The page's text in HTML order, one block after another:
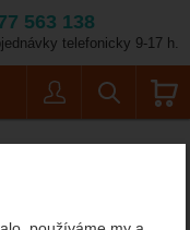
563 138
telefonicky 9-17 h.
Nano 22 Rack Pack 6ks
Pack